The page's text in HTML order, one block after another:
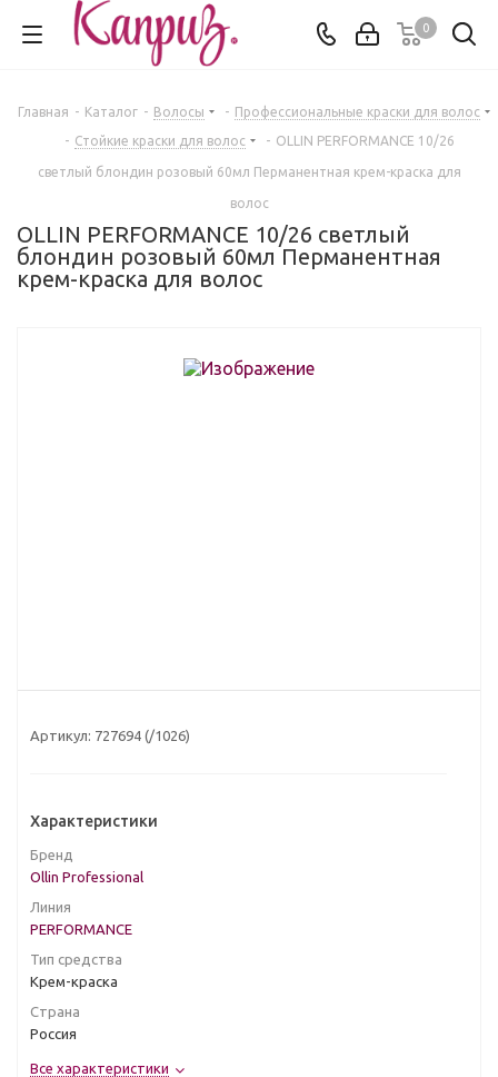
0
Главная - Каталог - Волосы - Профессиональные краски для волос
- Стойкие краски для волос - OLLIN PERFORMANCE 10/26
светлый блондин розовый 60мл Перманентная крем-краска для
волос
OLLIN PERFORMANCE 10/26 светлый
блондин розовый 60мл Перманентная
крем-краска для волос
Артикул: 727694 (/1026)
Характеристики
Бренд
Ollin Professional
Линия
PERFORMANCE
Тип средства
Крем-краска
Страна
Россия
Все характеристики